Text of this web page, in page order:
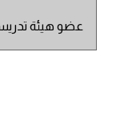
عضو هيئة تدريسية